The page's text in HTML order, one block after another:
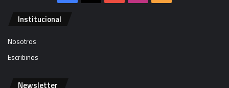
Institucional
Nosotros
Escribinos
Newsletter